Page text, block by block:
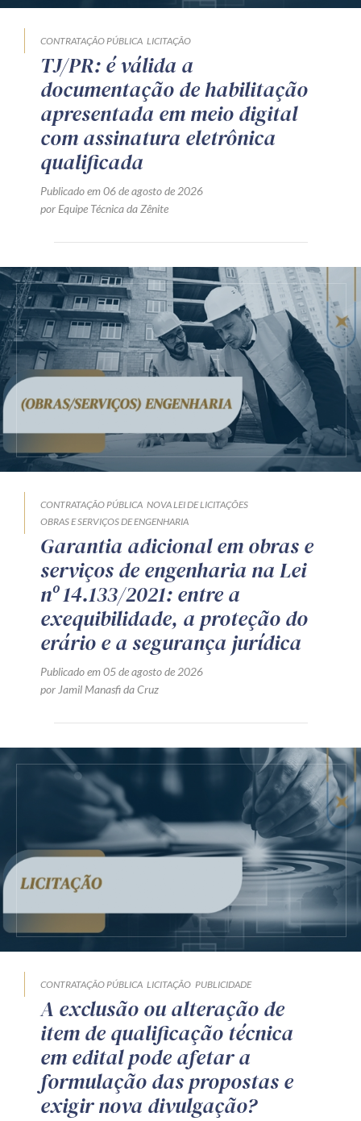
CONTRATAÇÃO PÚBLICA LICITAÇÃO
TJ/PR: é válida a
documentação de habilitação
apresentada em meio digital
com assinatura eletrônica
qualificada
Publicado em 06 de agosto de 2026
por Equipe Técnica da Zênite
CONTRATAÇÃO PÚBLICA NOVA LEI DE LICITAÇÕES
OBRAS E SERVIÇOS DE ENGENHARIA
Garantia adicional em obras e
serviços de engenharia na Lei
nº 14.133/2021: entre a
exequibilidade, a proteção do
erário e a segurança jurídica
Publicado em 05 de agosto de 2026
por Jamil Manasfi da Cruz
CONTRATAÇÃO PÚBLICA LICITAÇÃO PUBLICIDADE
A exclusão ou alteração de
item de qualificação técnica
em edital pode afetar a
formulação das propostas e
exigir nova divulgação?